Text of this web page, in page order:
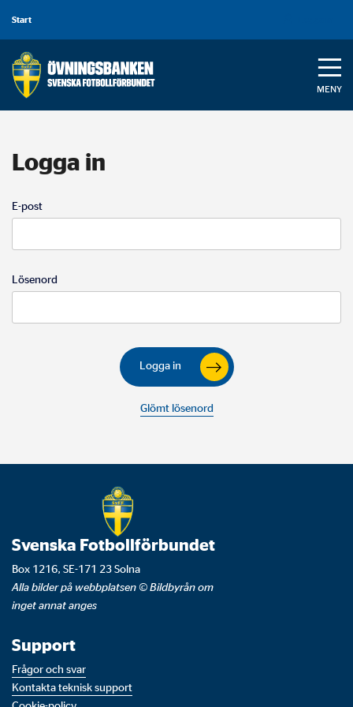
Start
MENY
Logga in
E-post
Lösenord
Logga in
Glömt lösenord
Svenska Fotbollförbundet
Box 1216, SE-171 23 Solna
Alla bilder på webbplatsen © Bildbyrån om
inget annat anges
Support
Frågor och svar
Kontakta teknisk support